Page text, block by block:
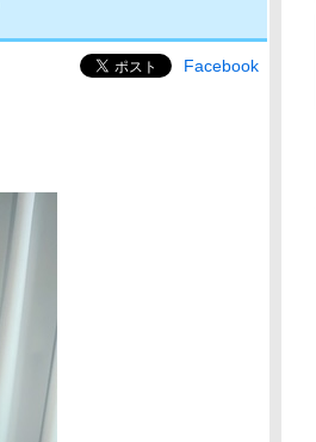
Facebook